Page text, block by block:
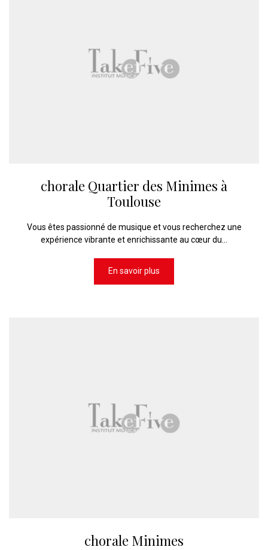
chorale Quartier des Minimes à
Toulouse
Vous êtes passionné de musique et vous recherchez une
expérience vibrante et enrichissante au cœur du...
En savoir plus
chorale Minimes